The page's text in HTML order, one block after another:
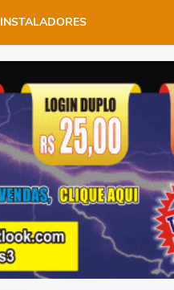
INSTALADORES